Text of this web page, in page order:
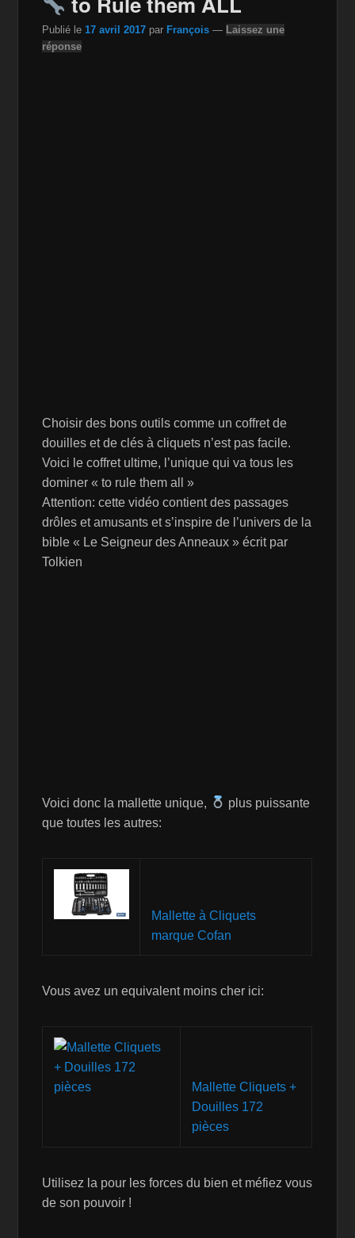
Publié le 17 avril 2017 par François — Laissez une
réponse
Choisir des bons outils comme un coffret de
douilles et de clés à cliquets n’est pas facile.
Voici le coffret ultime, l’unique qui va tous les
dominer « to rule them all »
Attention: cette vidéo contient des passages
drôles et amusants et s’inspire de l’univers de la
bible « Le Seigneur des Anneaux » écrit par
Tolkien
Voici donc la mallette unique,
plus puissante
que toutes les autres:
Mallette à Cliquets
marque Cofan
Vous avez un equivalent moins cher ici:
Mallette Cliquets +
Douilles 172
pièces
Utilisez la pour les forces du bien et méfiez vous
de son pouvoir !